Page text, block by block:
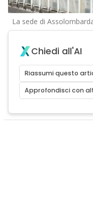
La sede di
Chiedi all'AI
Riassumi questo
Approfondisci con